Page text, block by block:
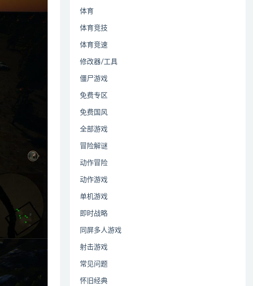
体育
体育竞技
体育竞速
修改器/工具
僵尸游戏
免费专区
免费国风
全部游戏
冒险解谜
动作冒险
动作游戏
单机游戏
即时战略
同屏多人游戏
射击游戏
常见问题
怀旧经典